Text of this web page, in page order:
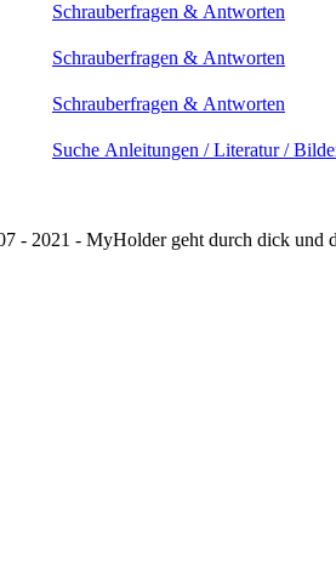
Schrauberfragen & Antworten
Schrauberfragen & Antworten
Schrauberfragen & Antworten
Suche Anleitungen / Literatur /
- 2021 - MyHolder geht durch dick und